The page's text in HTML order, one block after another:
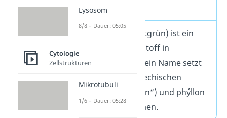
Definition
Chlorophyll (Blattgrün) ist ein
natürlicher Farbstoff in
Pflanzenzellen. Sein Name setzt
sich aus dem griechischen
chlōrós („hellgrün“) und phýllon
(„Blatt“) zusammen.
Lysosom
8/8 – Dauer: 05:05
Cytologie
Zellstrukturen
Mikrotubuli
1/6 – Dauer: 05:28